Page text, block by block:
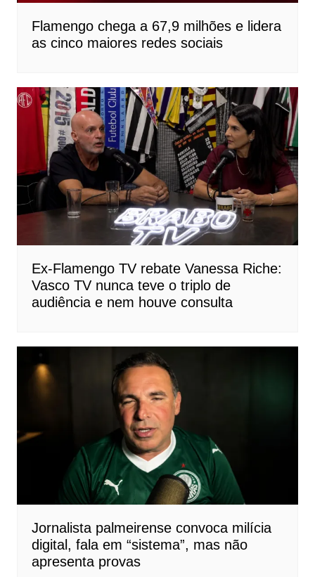
Flamengo chega a 67,9 milhões e lidera
as cinco maiores redes sociais
Ex-Flamengo TV rebate Vanessa Riche:
Vasco TV nunca teve o triplo de
audiência e nem houve consulta
Jornalista palmeirense convoca milícia
digital, fala em “sistema”, mas não
apresenta provas